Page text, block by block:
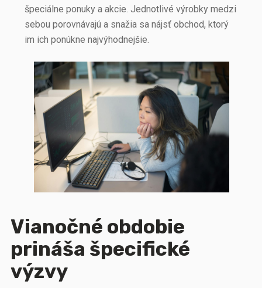
špeciálne ponuky a akcie. Jednotlivé výrobky medzi
sebou porovnávajú a snažia sa nájsť obchod, ktorý
im ich ponúkne najvýhodnejšie.
Vianočné obdobie
prináša špecifické
výzvy